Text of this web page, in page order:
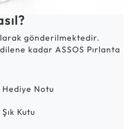
gönderilmektedir.
kadar ASSOS Pırlanta
Hediye Notu
Şık Kutu